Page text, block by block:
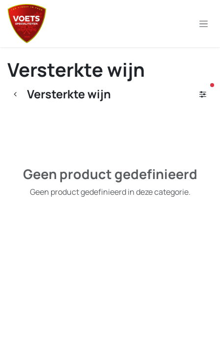
Overslaan naar inhoud
Versterkte wijn
Versterkte wijn
Geen product gedefinieerd
Geen product gedefinieerd in deze categorie.